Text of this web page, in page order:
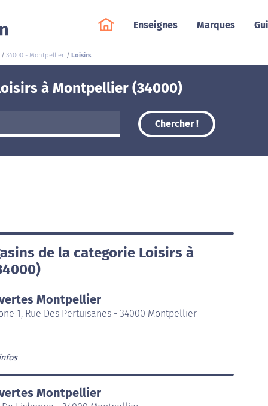
Enseignes Marques
34000 - Montpellier Loisirs
à Montpellier (34000)
Chercher !
de la categorie Loisirs à
Montpellier
1, Rue Des Pertuisanes - 34000 Montpellier
Montpellier